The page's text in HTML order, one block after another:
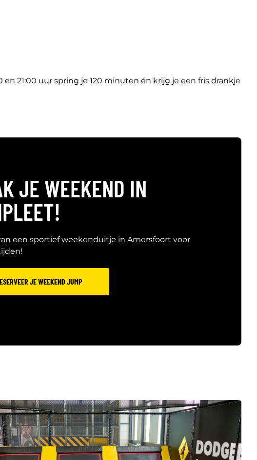
21:00 uur spring je 120 minuten én krijg je een fris drankje
JE WEEKEND IN
een sportief weekenduitje in Amersfoort voor
JE WEEKEND JUMP